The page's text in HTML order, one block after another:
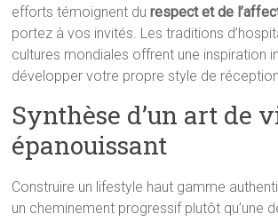
efforts témoignent durespect et de
portez à vos invités. Les traditions
cultures mondiales offrent une inspiration
développer votre propre style de
Synthèse d’un art de
épanouissant
Construire un lifestyle haut gamme
un cheminement progressif plutôt qu’une